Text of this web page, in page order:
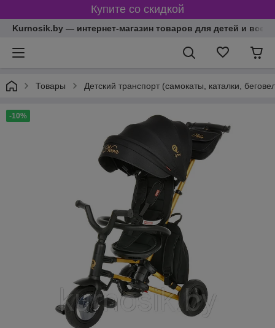
Купите со скидкой
Kurnosik.by — интернет-магазин товаров для детей и всей
Товары Детский транспорт (самокаты, каталки,
-10%